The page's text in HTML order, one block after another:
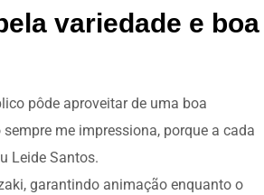
variedade e boa
pôde aproveitar de uma boa
me impressiona, porque a cada
Leide Santos.
garantindo animação enquanto o